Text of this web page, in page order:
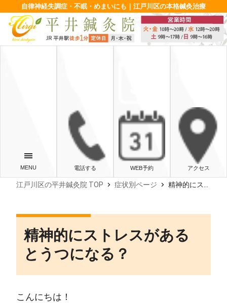
自律神経失調症・不眠・めまいにも｜江戸川区の本格鍼灸治療
電話する WEB予約 アクセス
江戸川区の平井鍼灸院 TOP chevron_right 症状別ページ chevron_right 精神的にストレスがあるとうつになる？
精神的にストレスがある
とうつになる？
こんにちは！